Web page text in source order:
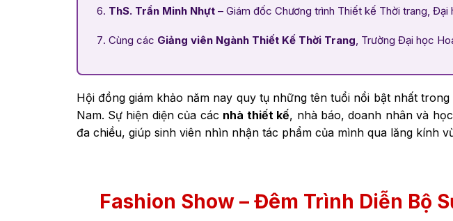
ThS. Trần Minh Nhựt– Giám đốc Chương trình Thiết kế Thời trang, Đại
Cùng các Giảng viên Ngành Thiết Kế Thời Trang , Trường Đại học
Hội đồng giám khảo năm nay quy tụ những tên tuổi nổi bật nhất
Nam. Sự hiện diện của các nhà thiết kế, nhà báo, doanh nhân và
đa chiều, giúp sinh viên nhìn nhận tác phẩm của mình qua lăng kính
Fashion Show – Đêm Trình Diễn Bộ